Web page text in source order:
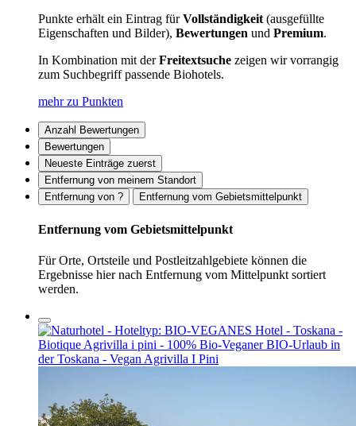
Punkte erhält ein Eintrag fürVollständigkeit(ausgefüllte
Eigenschaften und Bilder), Bewertungen und Premium.
In Kombination mit derFreitextsuche zeigen wir vorrangig
zum Suchbegriff passende Biohotels.
mehr zu Punkten
Anzahl Bewertungen
Bewertungen
Neueste Einträge zuerst
Entfernung von meinem Standort
Entfernung von ?
Entfernung vom Gebietsmittelpunkt
Entfernung vom Gebietsmittelpunkt
Für Orte, Ortsteile und Postleitzahlgebiete können die
Ergebnisse hier nach Entfernung vom Mittelpunkt sortiert
werden.